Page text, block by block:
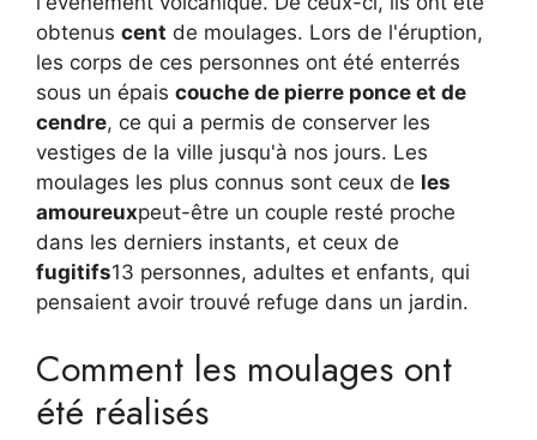
obtenus cent de moulages. Lors de l'éruption,
les corps de ces personnes ont été enterrés
sous un épais couche de pierre ponce et de
cendre, ce qui a permis de conserver les
vestiges de la ville jusqu'à nos jours. Les
moulages les plus connus sont ceux de les
amoureuxpeut-être un couple resté proche
dans les derniers instants, et ceux de
fugitifs13 personnes, adultes et enfants, qui
pensaient avoir trouvé refuge dans un jardin.
Comment les moulages ont
été réalisés